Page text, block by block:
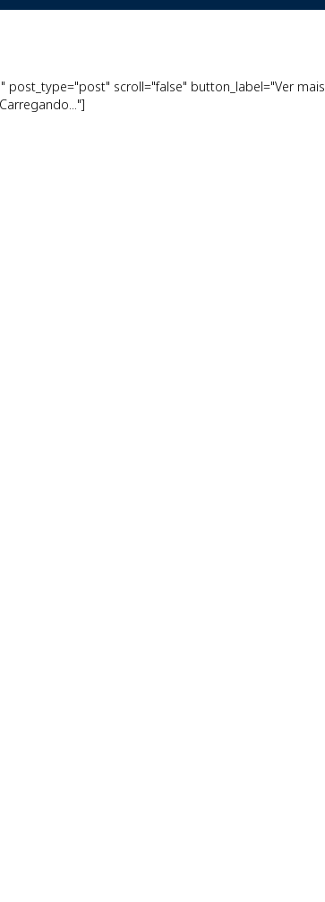
post_type="post" scroll="false" button_label="Ver mais